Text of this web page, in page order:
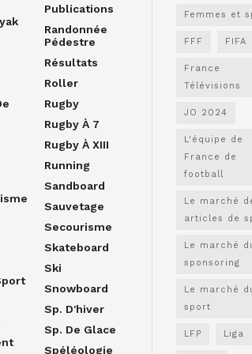
Publications
Randonnée
Pédestre
Résultats
Roller
Rugby
Rugby À 7
Rugby À XIII
Running
Sandboard
Sauvetage
Secourisme
Skateboard
Ski
Snowboard
Sp. D'hiver
Sp. De Glace
Spéléologie
Femmes et
FFF FIFA
France
Télévisions
JO 2024
L'équipe de
France de
football
Le marché
articles de
Le marché
sponsoring
Le marché
sport
LFP Liga